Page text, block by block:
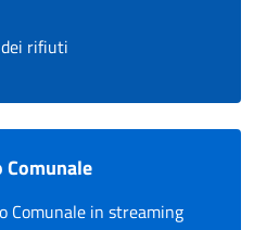
rifiuti
Comunale in streaming